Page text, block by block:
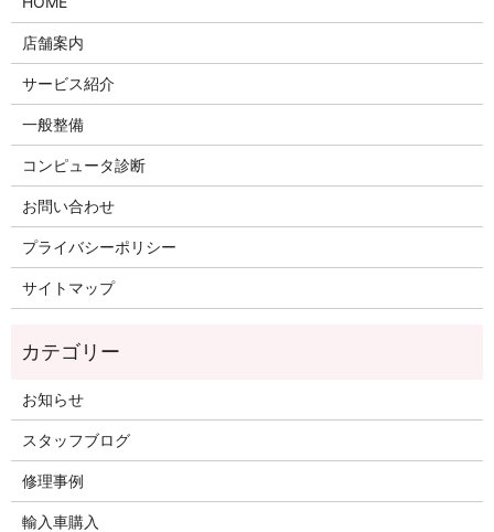
店舗案内
サービス紹介
一般整備
コンピュータ診断
お問い合わせ
プライバシーポリシー
サイトマップ
お知らせ
スタッフブログ
修理事例
輸入車購入